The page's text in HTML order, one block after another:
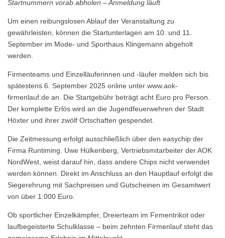
Startnummern vorab abholen – Anmeldung läuft
Um einen reibungslosen Ablauf der Veranstaltung zu
gewährleisten, können die Startunterlagen am 10. und 11.
September im Mode- und Sporthaus Klingemann abgeholt
werden.
Firmenteams und Einzelläuferinnen und -läufer melden sich bis
spätestens 6. September 2025 online unter www.aok-
firmenlauf.de an. Die Startgebühr beträgt acht Euro pro Person.
Der komplette Erlös wird an die Jugendfeuerwehren der Stadt
Höxter und ihrer zwölf Ortschaften gespendet.
Die Zeitmessung erfolgt ausschließlich über den easychip der
Firma Runtiming. Uwe Hülkenberg, Vertriebsmitarbeiter der AOK
NordWest, weist darauf hin, dass andere Chips nicht verwendet
werden können. Direkt im Anschluss an den Hauptlauf erfolgt die
Siegerehrung mit Sachpreisen und Gutscheinen im Gesamtwert
von über 1.000 Euro.
Ob sportlicher Einzelkämpfer, Dreierteam im Firmentrikot oder
laufbegeisterte Schulklasse – beim zehnten Firmenlauf steht das